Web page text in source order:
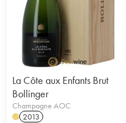
La Côte aux Enfants Brut
Bollinger
Champagne AOC
H 2013